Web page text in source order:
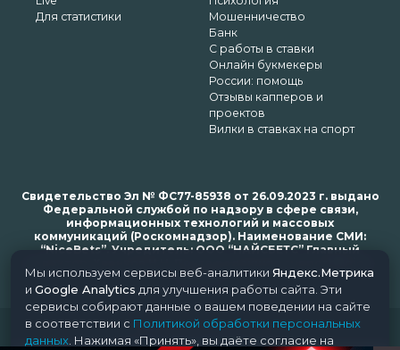
Для статистики
Мошенничество
Банк
С работы в ставки
Онлайн букмекеры
России: помощь
Отзывы капперов и
проектов
Вилки в ставках на спорт
Свидетельство Эл № ФС77-85938 от 26.09.2023 г. выдано
Федеральной службой по надзору в сфере связи,
информационных технологий и массовых
коммуникаций (Роскомнадзор). Наименование СМИ:
“NiceBets”. Учредитель: ООО “НАЙСБЕТС” Главный
bets.ru
© 2018-2024 NiceBets. 18+
Мы используем сервисы веб-аналитики Яндекс.Метрика
и Google Analytics для улучшения работы сайта. Эти
сервисы собирают данные о вашем поведении на сайте
в соответствии с Политикой обработки персональных
данных . Нажимая «Принять», вы даёте согласие на